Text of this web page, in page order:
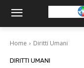
Home Diritti Umani
DIRITTI UMANI